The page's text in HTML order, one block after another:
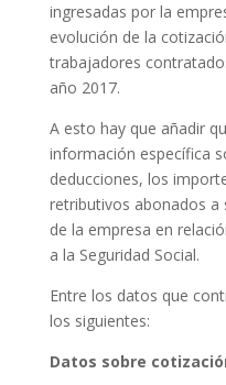
ingresadas por la
evolución de la
trabajadores
año 2017.
A esto hay que añadir
información específica
deducciones, los
retributivos abonados a
de la empresa en
a la Seguridad Social.
Entre los datos que
los siguientes:
Datos sobre